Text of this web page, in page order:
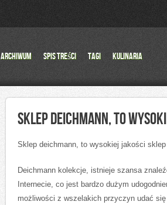
Archiwum Spis Treści Tagi Kulinaria
SKLEP DEICHMANN, TO
Sklep deichmann, to wysokiej jakości
Deichmann kolekcje, istnieje szansa
Internecie, co jest bardzo dużym
możliwości z wszelakich przyczyn udać